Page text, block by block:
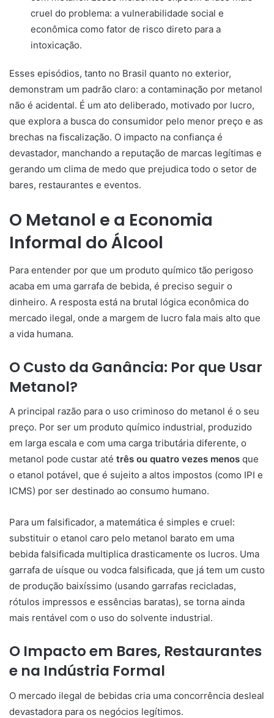
cruel do problema: a vulnerabilidade social e
econômica como fator de risco direto para a
intoxicação.
Esses episódios, tanto no Brasil quanto no exterior,
demonstram um padrão claro: a contaminação por metanol
não é acidental. É um ato deliberado, motivado por lucro,
que explora a busca do consumidor pelo menor preço e as
brechas na fiscalização. O impacto na confiança é
devastador, manchando a reputação de marcas legítimas e
gerando um clima de medo que prejudica todo o setor de
bares, restaurantes e eventos.
O Metanol e a Economia
Informal do Álcool
Para entender por que um produto químico tão perigoso
acaba em uma garrafa de bebida, é preciso seguir o
dinheiro. A resposta está na brutal lógica econômica do
mercado ilegal, onde a margem de lucro fala mais alto que
a vida humana.
O Custo da Ganância: Por que Usar
Metanol?
A principal razão para o uso criminoso do metanol é o seu
preço. Por ser um produto químico industrial, produzido
em larga escala e com uma carga tributária diferente, o
metanol pode custar até três ou quatro vezes menos que
o etanol potável, que é sujeito a altos impostos (como IPI e
ICMS) por ser destinado ao consumo humano.
Para um falsificador, a matemática é simples e cruel:
substituir o etanol caro pelo metanol barato em uma
bebida falsificada multiplica drasticamente os lucros. Uma
garrafa de uísque ou vodca falsificada, que já tem um custo
de produção baixíssimo (usando garrafas recicladas,
rótulos impressos e essências baratas), se torna ainda
mais rentável com o uso do solvente industrial.
O Impacto em Bares, Restaurantes
e na Indústria Formal
O mercado ilegal de bebidas cria uma concorrência desleal
devastadora para os negócios legítimos.